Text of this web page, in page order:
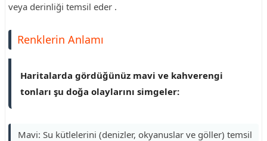
veya derinliği temsil eder .
Renklerin Anlamı
Haritalarda gördüğünüz mavi ve kahverengi
tonları şu doğa olaylarını simgeler:
Mavi: Su kütlelerini (denizler, okyanuslar ve göller) temsil